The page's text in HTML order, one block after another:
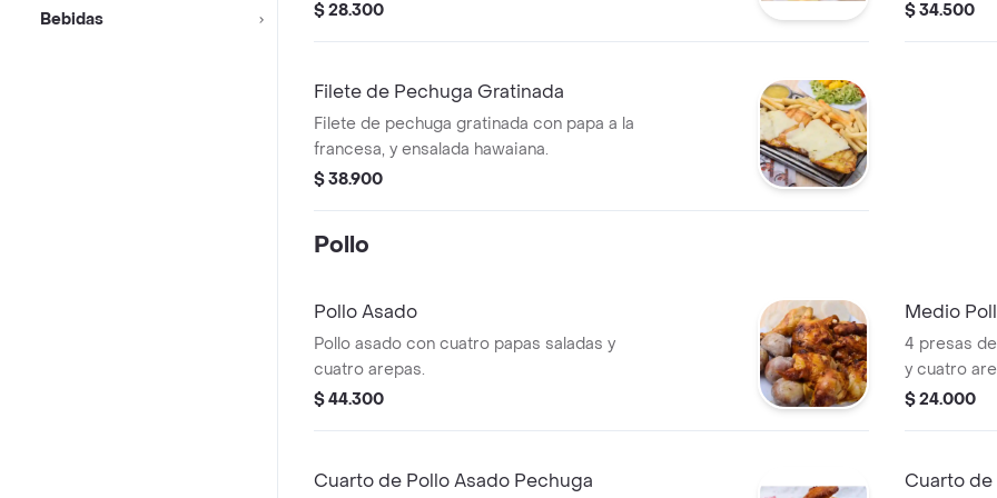
Bebidas
hawaiana.
$ 28.300 francesa y
$ 34.500
Filete de Pechuga Gratinada
Filete de pechuga gratinada con papa a la
francesa, y ensalada hawaiana.
$ 38.900
Pollo
Pollo Asado
Pollo asado con cuatro papas saladas y
cuatro arepas.
$ 44.300
Medio
4 presas
y cuatro
$ 24.000
Cuarto de Pollo Asado Pechuga Cuarto de